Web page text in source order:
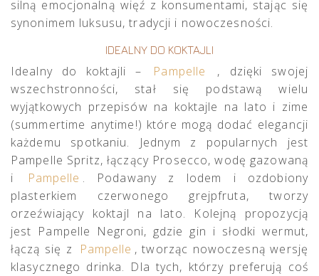
silną emocjonalną więź z konsumentami, stając się
synonimem luksusu, tradycji i nowoczesności.
IDEALNY DO KOKTAJLI
Idealny do koktajli – Pampelle
, dzięki swojej
wszechstronności, stał się podstawą wielu
wyjątkowych przepisów na koktajle na lato i zime
(summertime anytime!) które mogą dodać elegancji
każdemu spotkaniu. Jednym z popularnych jest
Pampelle Spritz, łączący Prosecco, wodę gazowaną
i
Pampelle . Podawany z lodem i ozdobiony
plasterkiem czerwonego grejpfruta, tworzy
orzeźwiający koktajl na lato. Kolejną propozycją
jest Pampelle Negroni, gdzie gin i słodki wermut,
łączą się z
Pampelle , tworząc nowoczesną wersję
klasycznego drinka. Dla tych, którzy preferują coś